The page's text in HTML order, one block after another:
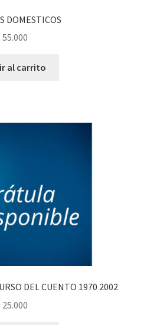
DOMESTICOS
55.000
al carrito
DEL CUENTO 1970 2002
25.000